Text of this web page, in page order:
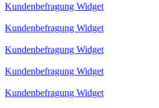
Kundenbefragung Widget
Kundenbefragung Widget
Kundenbefragung Widget
Kundenbefragung Widget
Kundenbefragung Widget